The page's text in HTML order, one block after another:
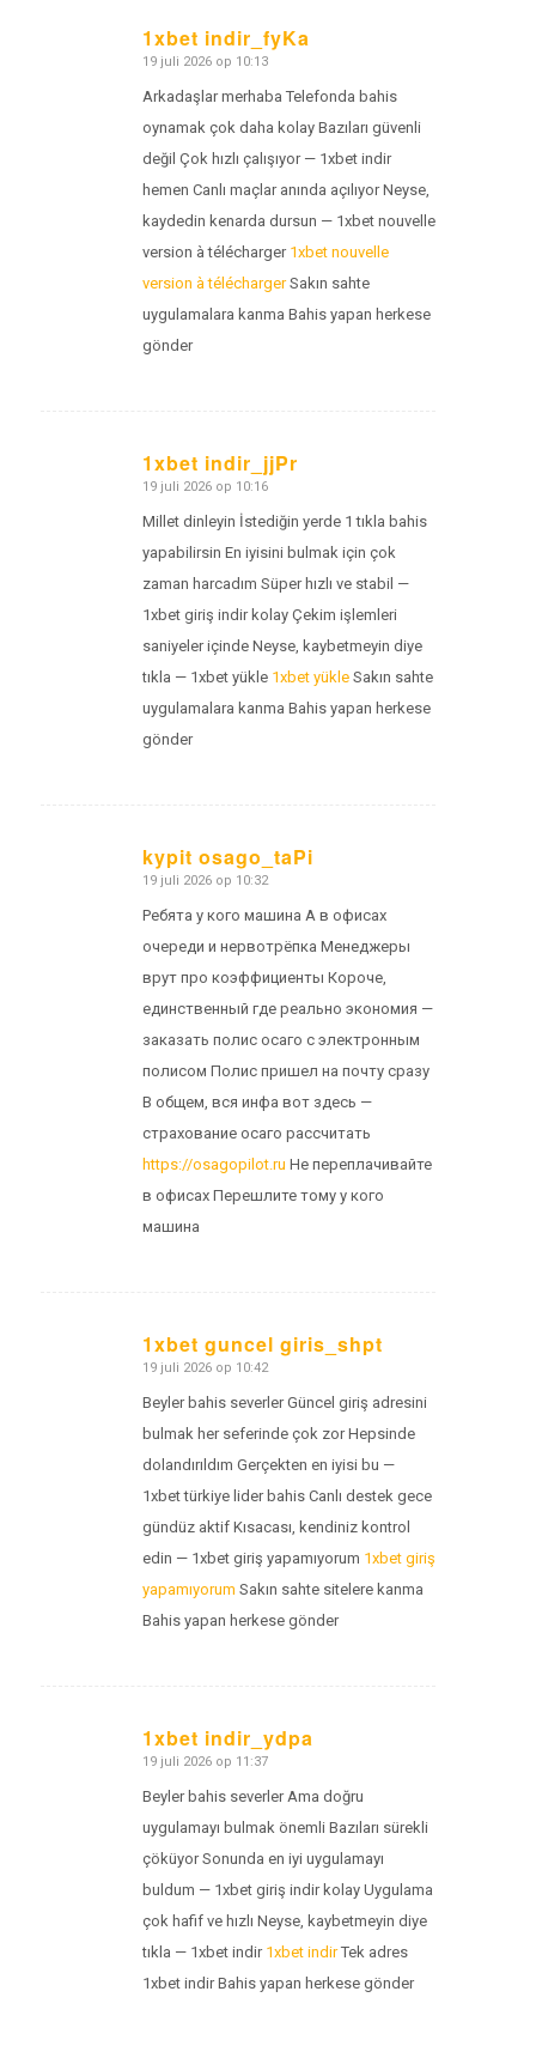
1xbet indir_fyKa
zegt:
19 juli 2026 op 10:13
Arkadaşlar merhaba Telefonda bahis
oynamak çok daha kolay Bazıları güvenli
değil Çok hızlı çalışıyor — 1xbet indir
hemen Canlı maçlar anında açılıyor Neyse,
kaydedin kenarda dursun — 1xbet nouvelle
version à télécharger 1xbet nouvelle
version à téléchargerSakın sahte
uygulamalara kanma Bahis yapan herkese
gönder
1xbet indir_jjPr
zegt:
19 juli 2026 op 10:16
Millet dinleyin İstediğin yerde 1 tıkla bahis
yapabilirsin En iyisini bulmak için çok
zaman harcadım Süper hızlı ve stabil —
1xbet giriş indir kolay Çekim işlemleri
saniyeler içinde Neyse, kaybetmeyin diye
tıkla — 1xbet yükle 1xbet yükleSakın sahte
uygulamalara kanma Bahis yapan herkese
gönder
kypit osago_taPi
zegt:
19 juli 2026 op 10:32
Ребята у кого машина А в офисах
очереди и нервотрёпка Менеджеры
врут про коэффициенты Короче,
единственный где реально экономия —
заказать полис осаго с электронным
полисом Полис пришел на почту сразу
В общем, вся инфа вот здесь —
страхование осаго рассчитать
https://osagopilot.ru Не переплачивайте
в офисах Перешлите тому у кого
машина
1xbet guncel giris_shpt
zegt:
19 juli 2026 op 10:42
Beyler bahis severler Güncel giriş adresini
bulmak her seferinde çok zor Hepsinde
dolandırıldım Gerçekten en iyisi bu —
1xbet türkiye lider bahis Canlı destek gece
gündüz aktif Kısacası, kendiniz kontrol
edin — 1xbet giriş yapamıyorum 1xbet giriş
yapamıyorum Sakın sahte sitelere kanma
Bahis yapan herkese gönder
1xbet indir_ydpa
zegt:
19 juli 2026 op 11:37
Beyler bahis severler Ama doğru
uygulamayı bulmak önemli Bazıları sürekli
çöküyor Sonunda en iyi uygulamayı
buldum — 1xbet giriş indir kolay Uygulama
çok hafif ve hızlı Neyse, kaybetmeyin diye
tıkla — 1xbet indir 1xbet indirTek adres
1xbet indir Bahis yapan herkese gönder